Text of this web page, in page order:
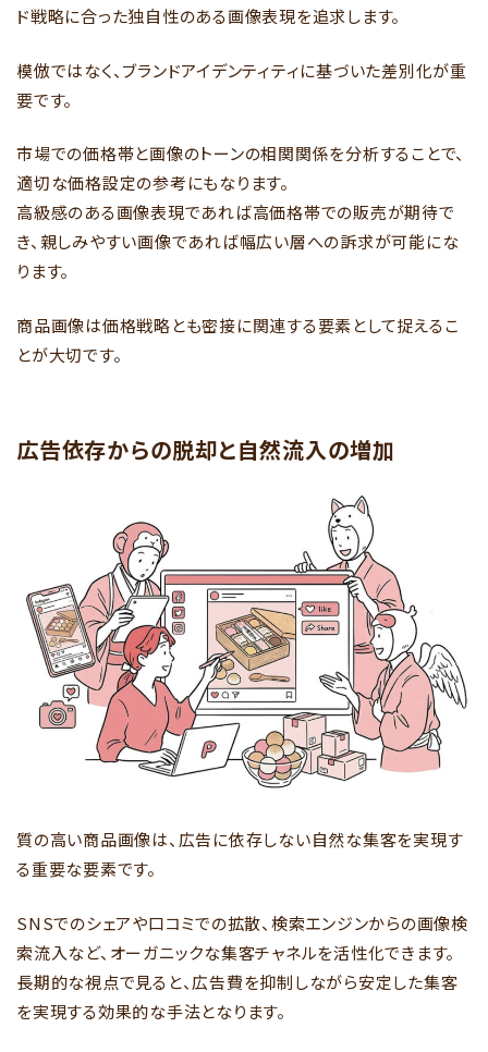
ド戦略に合った独自性のある画像表現を追求します。
模倣ではなく、ブランドアイデンティティに基づいた差別化が重
要です。
市場での価格帯と画像のトーンの相関関係を分析することで、
適切な価格設定の参考にもなります。
高級感のある画像表現であれば高価格帯での販売が期待で
き、親しみやすい画像であれば幅広い層への訴求が可能にな
ります。
商品画像は価格戦略とも密接に関連する要素として捉えるこ
とが大切です。
広告依存からの脱却と自然流入の増加
質の高い商品画像は、広告に依存しない自然な集客を実現す
る重要な要素です。
SNSでのシェアや口コミでの拡散、検索エンジンからの画像検
索流入など、オーガニックな集客チャネルを活性化できます。
長期的な視点で見ると、広告費を抑制しながら安定した集客
を実現する効果的な手法となります。